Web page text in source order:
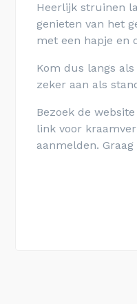
Heerlijk struinen
genieten van het
met een hapje en
Kom dus langs
zeker aan als
Bezoek de
link voor
aanmelden.